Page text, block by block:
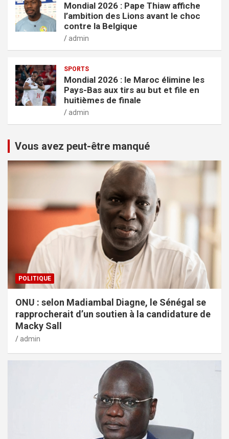
Mondial 2026 : Pape Thiaw affiche
l’ambition des Lions avant le choc
contre la Belgique
admin
SPORTS
Mondial 2026 : le Maroc élimine les
Pays-Bas aux tirs au but et file en
huitièmes de finale
admin
Vous avez peut-être manqué
POLITIQUE
ONU : selon Madiambal Diagne, le Sénégal se
rapprocherait d’un soutien à la candidature de
Macky Sall
admin